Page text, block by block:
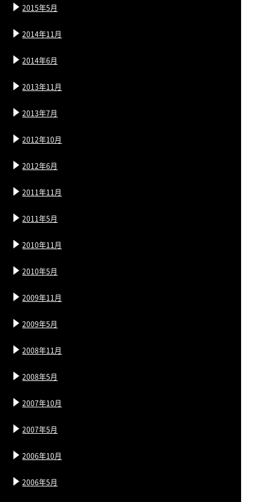
2015年5月
2014年11月
2014年6月
2013年11月
2013年7月
2012年10月
2012年6月
2011年11月
2011年5月
2010年11月
2010年5月
2009年11月
2009年5月
2008年11月
2008年5月
2007年10月
2007年5月
2006年10月
2006年5月